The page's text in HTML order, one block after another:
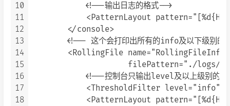
10
11
12
13
14
15
16
17
18
            <!--输出日志的格式-->
<PatternLayout
        </console>
<!-- 这个会打印出所有的info及以下级别的
<RollingFile
filePattern="./logs/
<!--控制台只输出level及以上级别的
<ThresholdFilter level="info"
<PatternLayout